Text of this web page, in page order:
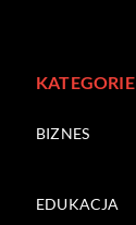
KATEGORIE
BIZNES
EDUKACJA